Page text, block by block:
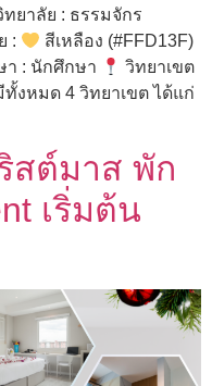
ยาลัย : ธรรมจักร
:
สีเหลือง (#FFD13F)
า : นักศึกษา
วิทยาเขต
งหมด 4 วิทยาเขต ได้แก่
สต์มาส พัก
เริ่มต้น